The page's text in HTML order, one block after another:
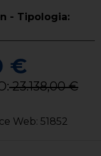
Web: 51852
- Tipologia:
€
23.138,00 €